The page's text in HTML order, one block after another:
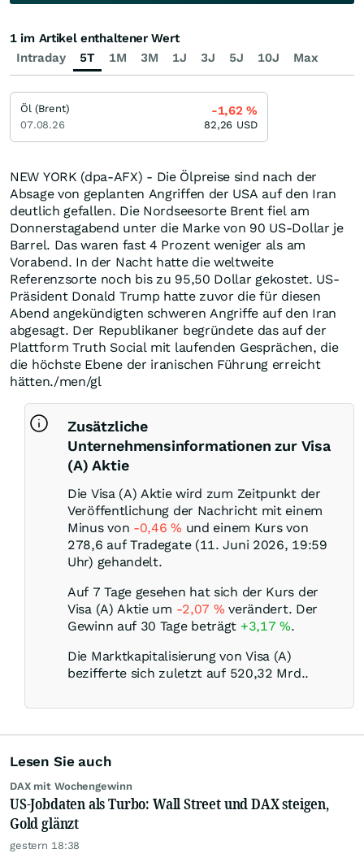
NEW YORK (dpa-AFX) - Die Ölpreise sind nach der
Absage von geplanten Angriffen der USA auf den Iran
deutlich gefallen. Die Nordseesorte Brent fiel am
Donnerstagabend unter die Marke von 90 US-Dollar je
Barrel. Das waren fast 4 Prozent weniger als am
Vorabend. In der Nacht hatte die weltweite
Referenzsorte noch bis zu 95,50 Dollar gekostet. US-
Präsident Donald Trump hatte zuvor die für diesen
Abend angekündigten schweren Angriffe auf den Iran
abgesagt. Der Republikaner begründete das auf der
Plattform Truth Social mit laufenden Gesprächen, die
die höchste Ebene der iranischen Führung erreicht
hätten./men/gl
Zusätzliche
Unternehmensinformationen zur Visa
(A) Aktie
Die Visa (A) Aktie wird zum Zeitpunkt der
Veröffentlichung der Nachricht mit einem
Minus von -0,46% und einem Kurs von
278,6 auf Tradegate (11. Juni 2026, 19:59
Uhr) gehandelt.
Auf 7 Tage gesehen hat sich der Kurs der
Visa (A) Aktie um -2,07 % verändert. Der
Gewinn auf 30 Tage beträgt +3,17%.
Die Marktkapitalisierung von Visa (A)
bezifferte sich zuletzt auf 520,32 Mrd..
Lesen Sie auch
DAX mit Wochengewinn
US-Jobdaten als Turbo: Wall Street und DAX steigen,
Gold glänzt
gestern 18:38
Intraday 5T 1M 3M 1J 3J 5J 10J Max
1 im Artikel enthaltener Wert
Öl (Brent)
07.08.26
-1,62%
82,26 USD